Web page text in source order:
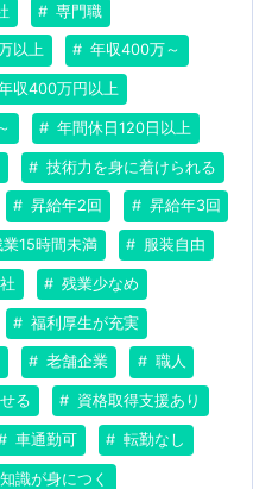
専門職
以上 年収400万～
収400万円以上
年間休日120日以上
技術力を身に着けられる
昇給年2回 昇給年3回
業15時間未満 服装自由
残業少なめ
福利厚生が充実
老舗企業 職人
る 資格取得支援あり
車通勤可 転勤なし
識が身につく